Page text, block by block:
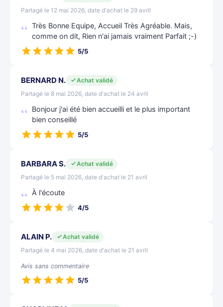
Partagé le 12 mai 2026, date d'achat le 29 avril
Très Bonne Equipe, Accueil Très Agréable. Mais,
comme on dit, Rien n'ai jamais vraiment Parfait ;-)
5/5
BERNARD N.
Achat validé
Partagé le 8 mai 2026, date d'achat le 24 avril
Bonjour j'ai été bien accueilli et le plus important
bien conseillé
5/5
BARBARA S.
Achat validé
Partagé le 5 mai 2026, date d'achat le 21 avril
À l'écoute
4/5
ALAIN P.
Achat validé
Partagé le 4 mai 2026, date d'achat le 21 avril
Avis sans commentaire
5/5